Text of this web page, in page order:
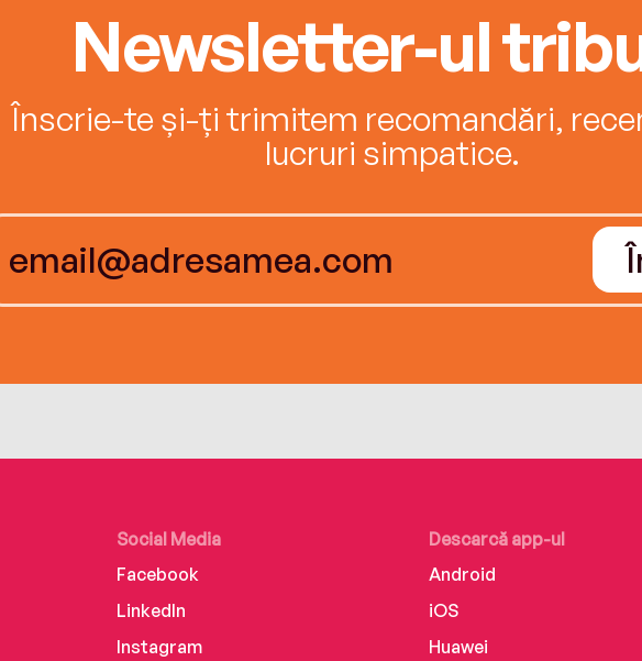
Newsletter-ul
Înscrie-te și-ți trimitem recomandări,
lucruri simpatice.
Social Media
Facebook
LinkedIn
Instagram
Descarcă app-ul
Android
iOS
Huawei